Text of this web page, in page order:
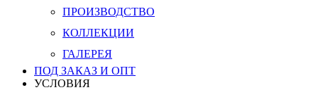
ПРОИЗВОДСТВО
КОЛЛЕКЦИИ
ГАЛЕРЕЯ
ПОД ЗАКАЗ И ОПТ
УСЛОВИЯ